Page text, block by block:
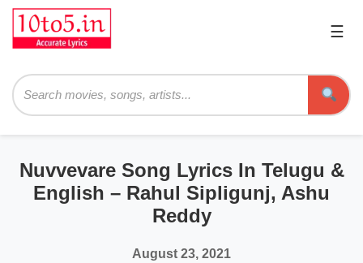
☰
Nuvvevare Song Lyrics In Telugu &
English – Rahul Sipligunj, Ashu
Reddy
August 23, 2021